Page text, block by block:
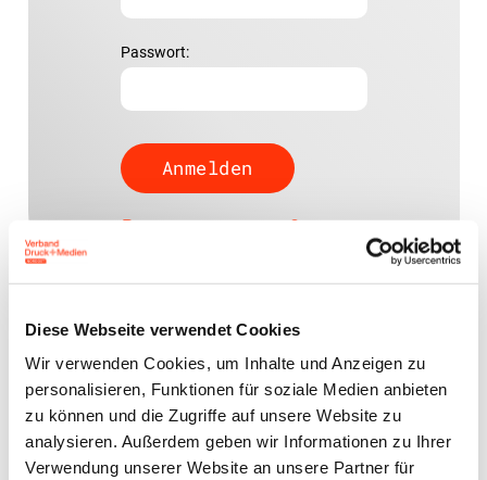
Diese Webseite verwendet Cookies
Wir verwenden Cookies, um Inhalte und Anzeigen zu
personalisieren, Funktionen für soziale Medien anbieten
zu können und die Zugriffe auf unsere Website zu
analysieren. Außerdem geben wir Informationen zu Ihrer
Verwendung unserer Website an unsere Partner für
Passwort:
Passwort vergessen?
Ansprechpartner
Jens Meyer
Geschäftsführer
j.meyer@vdm-beratung.de